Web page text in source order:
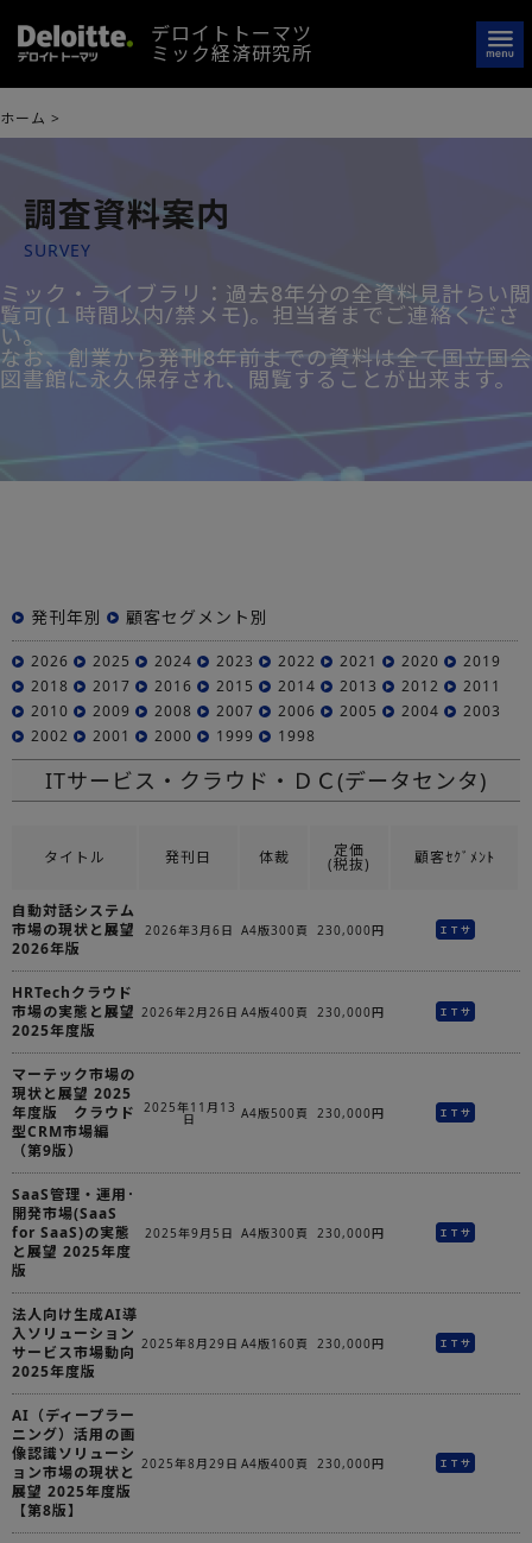
デロイトトーマツ
ミック経済研究所
ホーム >
調査資料案内
SURVEY
ミック・ライブラリ：過去8年分の全資料見計らい閲
覧可(１時間以内/禁メモ)。担当者までご連絡くださ
い。
なお、創業から発刊8年前までの資料は全て国立国会
図書館に永久保存され、閲覧することが出来ます。
発刊年別 顧客セグメント別
2026 2025 2024 2023 2022 2021 2020
2019
2018
2017 2016 2015 2014 2013 2012
2011
2010
2009 2008 2007 2006 2005 2004
2003
2002
2001 2000 1999 1998
ITサービス・クラウド・ＤＣ(データセンタ)
タイトル 発刊日 体裁 定価
(税抜) 顧客ｾｸﾞﾒﾝﾄ
自動対話システム
市場の現状と展望
2026年版
2026年3月6日 A4版300頁 230,000円 ＩＴサ
HRTechクラウド
市場の実態と展望
2025年度版
2026年2月26日 A4版400頁 230,000円 ＩＴサ
マーテック市場の
現状と展望 2025
年度版 クラウド
型CRM市場編
（第9版）
2025年11月13
日 A4版500頁 230,000円 ＩＴサ
SaaS管理・運用･
開発市場(SaaS
for SaaS)の実態
と展望 2025年度
版
2025年9月5日 A4版300頁 230,000円 ＩＴサ
法人向け生成AI導
入ソリューション
サービス市場動向
2025年度版
2025年8月29日 A4版160頁 230,000円 ＩＴサ
AI（ディープラー
ニング）活用の画
像認識ソリューシ
ョン市場の現状と
展望 2025年度版
【第8版】
2025年8月29日 A4版400頁 230,000円 ＩＴサ